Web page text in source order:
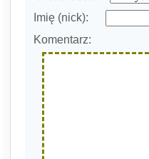
Imię (nick):
Komentarz: